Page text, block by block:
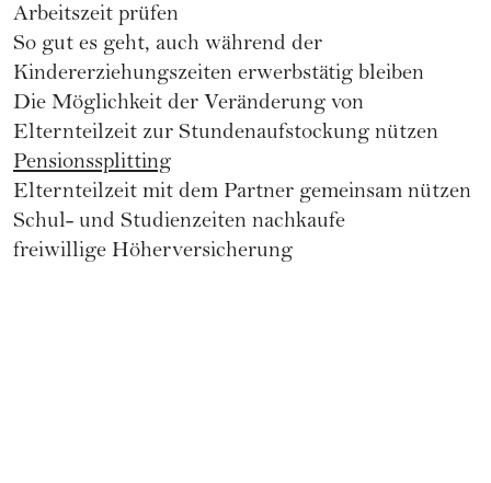
Arbeitszeit prüfen
So gut es geht, auch während der
Kindererziehungszeiten erwerbstätig bleiben
Die Möglichkeit der Veränderung von
Elternteilzeit zur Stundenaufstockung nützen
Pensionssplitting
Elternteilzeit mit dem Partner gemeinsam nützen
Schul- und Studienzeiten nachkaufe
freiwillige Höherversicherung